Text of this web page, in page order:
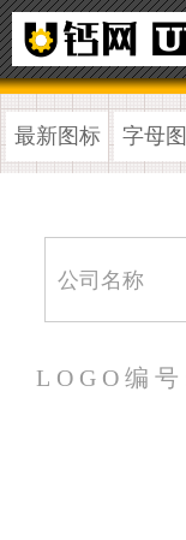
最新图标 字母
LOGO编